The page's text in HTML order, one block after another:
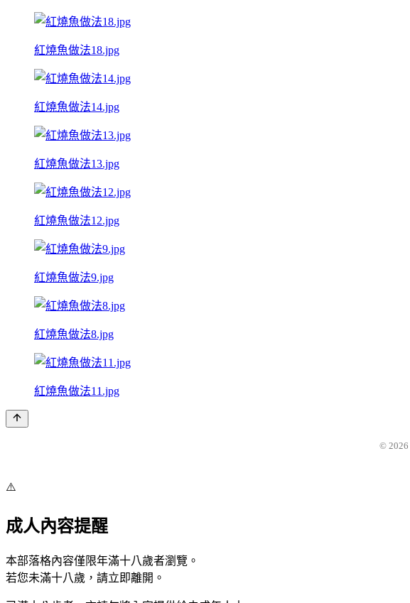
紅燒魚做法18.jpg
紅燒魚做法14.jpg
紅燒魚做法13.jpg
紅燒魚做法12.jpg
紅燒魚做法9.jpg
紅燒魚做法8.jpg
紅燒魚做法11.jpg
© 2026
⚠️
成人內容提醒
本部落格內容僅限年滿十八歲者瀏覽。
若您未滿十八歲，請立即離開。